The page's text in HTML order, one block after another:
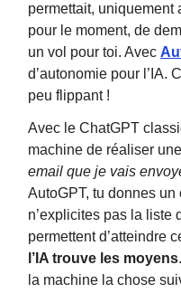
permettait, uniquement
pour le moment, de
un vol pour toi. Avec
d’autonomie pour l’IA.
peu flippant !
Avec le ChatGPT
machine de réaliser
email que je vais
AutoGPT, tu donnes
n’explicites pas la liste
permettent d’atteindre
l’IA trouve les moyens
la machine la chose